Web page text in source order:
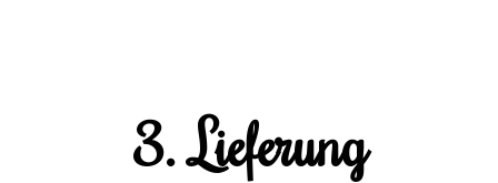
3. Lieferung